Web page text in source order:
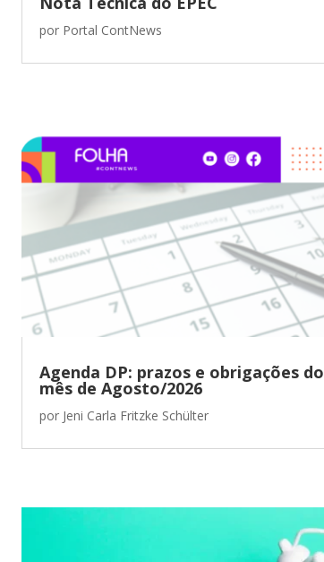
por Portal ContNews
Agenda DP: prazos e obrigações do
mês de Agosto/2026
por Jeni Carla Fritzke Schülter